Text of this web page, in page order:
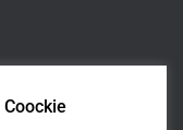
Coockie